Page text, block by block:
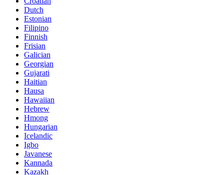
Dutch
Estonian
Filipino
Finnish
Frisian
Galician
Georgian
Gujarati
Haitian
Hausa
Hawaiian
Hebrew
Hmong
Hungarian
Icelandic
Igbo
Javanese
Kannada
Kazakh